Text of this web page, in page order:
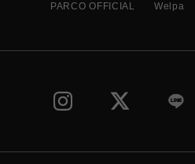
PARCO OFFICIAL Welpa